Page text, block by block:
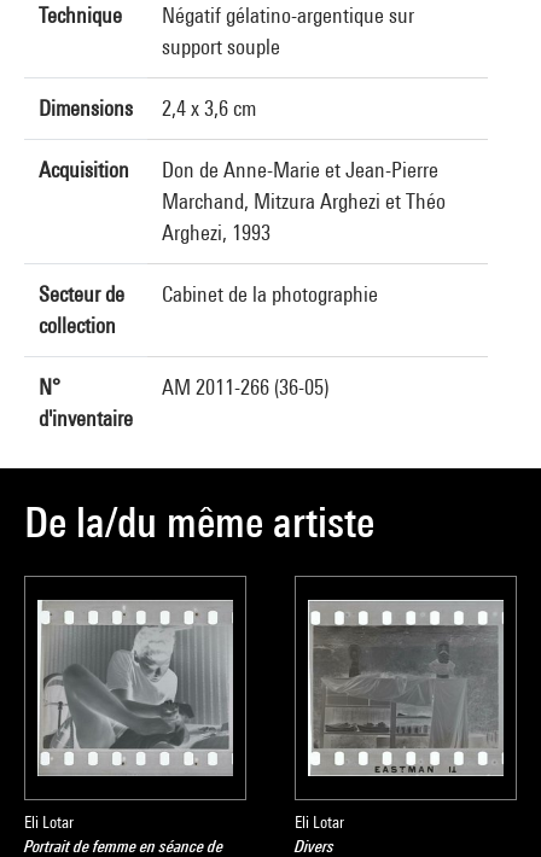
Technique
Négatif gélatino-argentique sur
support souple
Dimensions 2,4 x 3,6 cm
Acquisition
Don de Anne-Marie et Jean-Pierre
Marchand, Mitzura Arghezi et Théo
Arghezi, 1993
Secteur de
collection
Cabinet de la photographie
N°
d'inventaire
AM 2011-266 (36-05)
De la/du même artiste
Eli Lotar
Portrait de femme en séance de
Eli Lotar
Divers